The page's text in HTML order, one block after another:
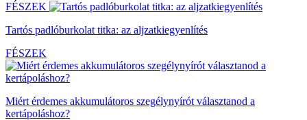
FÉSZEK
Tartós padlóburkolat titka: az aljzatkiegyenlítés
FÉSZEK
Miért érdemes akkumulátoros szegélynyírót választanod a
kertápoláshoz?